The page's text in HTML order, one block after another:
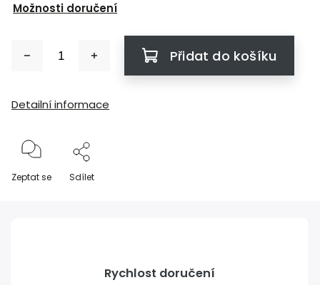
Možnosti doručení
Přidat do košíku
Detailní informace
Zeptat se Sdílet
Rychlost doručení